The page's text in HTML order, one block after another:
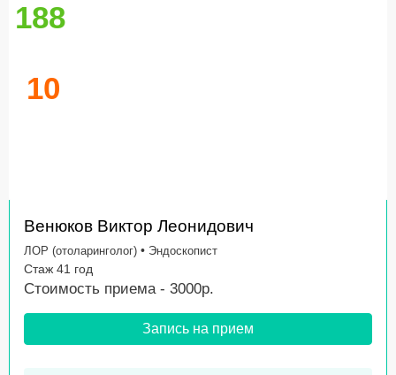
188
10
Венюков Виктор Леонидович
ЛОР (отоларинголог) • Эндоскопист
Стаж 41 год
Стоимость приема - 3000р.
Запись на прием